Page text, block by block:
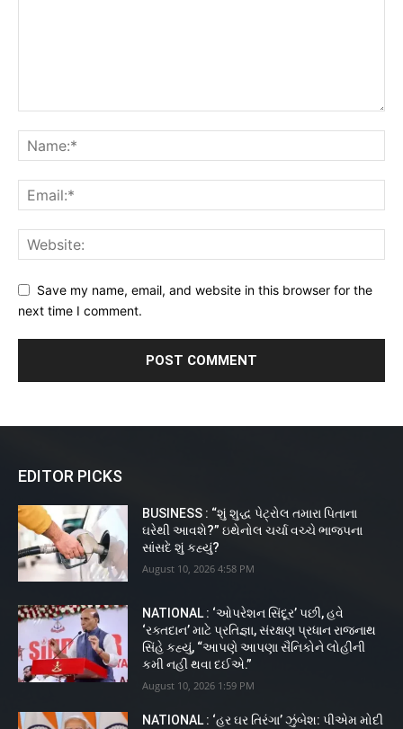
Save my name, email, and website in this browser for the
next time I comment.
EDITOR PICKS
BUSINESS : “શું શુદ્ધ પેટ્રોલ તમારા પિતાના
ઘરેથી આવશે?” ઇથેનોલ ચર્ચા વચ્ચે ભાજપના
સાંસદે શું કહ્યું?
August 10, 2026 4:58 PM
NATIONAL : ‘ઓપરેશન સિંદૂર’ પછી, હવે
‘રક્તદાન’ માટે પ્રતિજ્ઞા, સંરક્ષણ પ્રધાન રાજનાથ
સિંહે કહ્યું, “આપણે આપણા સૈનિકોને લોહીની
કમી નહીં થવા દઈએ.”
August 10, 2026 1:59 PM
NATIONAL : ‘હર ઘર તિરંગા’ ઝુંબેશ: પીએમ મોદી